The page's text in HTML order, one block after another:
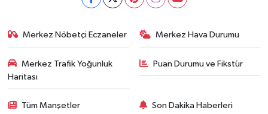
Merkez Nöbetçi Eczaneler Merkez Hava Durumu
Merkez Trafik Yoğunluk
Haritası
Puan Durumu ve Fikstür
Tüm Manşetler Son Dakika Haberleri